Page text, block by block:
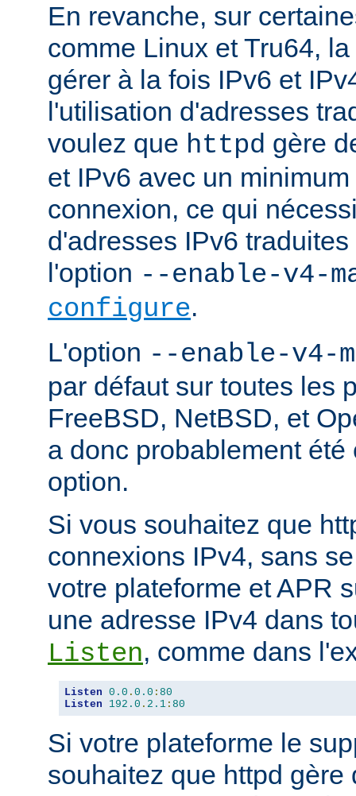
En revanche, sur
comme Linux et Tru64, la
gérer à la fois IPv6 et
l'utilisation d'adresses
voulez que httpd gère
et IPv6 avec un
connexion, ce qui
d'adresses IPv6
l'option --enable-v4-
configure.
L'option --enable-v4-
par défaut sur toutes les
FreeBSD, NetBSD, et
a donc probablement
option.
Si vous souhaitez que
connexions IPv4, sans
votre plateforme et APR
une adresse IPv4 dans
Listen, comme dans
Listen 0.0 . 0.0 : 80
Listen
192.0 . 2.1 : 80
Si votre plateforme le
souhaitez que httpd gère